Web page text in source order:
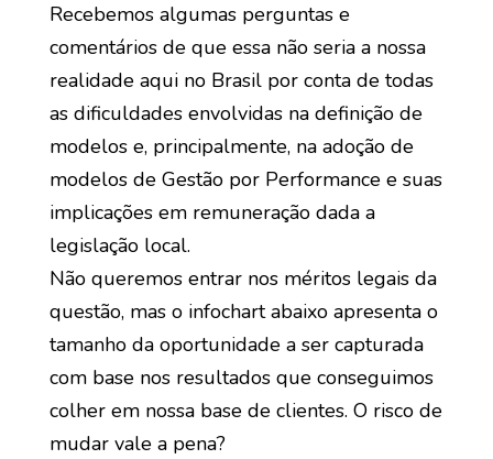
Recebemos algumas perguntas e
comentários de que essa não seria a nossa
realidade aqui no Brasil por conta de todas
as dificuldades envolvidas na definição de
modelos e, principalmente, na adoção de
modelos de Gestão por Performance e suas
implicações em remuneração dada a
legislação local.
Não queremos entrar nos méritos legais da
questão, mas o infochart abaixo apresenta o
tamanho da oportunidade a ser capturada
com base nos resultados que conseguimos
colher em nossa base de clientes. O risco de
mudar vale a pena?